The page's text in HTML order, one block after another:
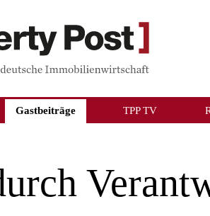
Gastbeiträge TPP TV